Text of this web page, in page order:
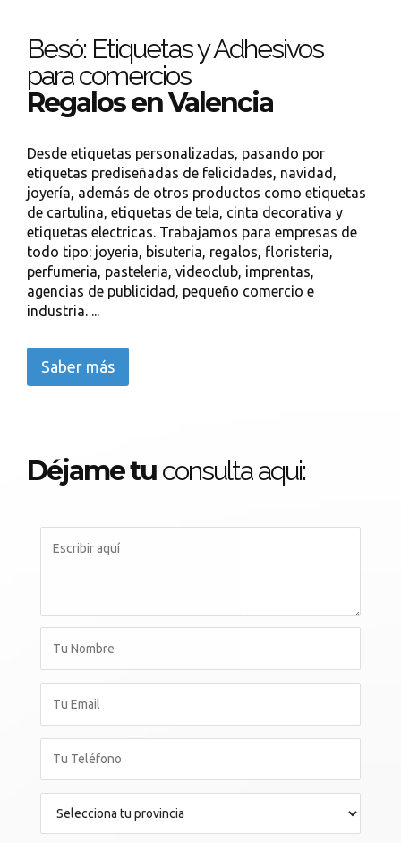
Besó: Etiquetas y Adhesivos
para comercios
Regalos en Valencia
Desde etiquetas personalizadas, pasando por
etiquetas prediseñadas de felicidades, navidad,
joyería, además de otros productos como etiquetas
de cartulina, etiquetas de tela, cinta decorativa y
etiquetas electricas. Trabajamos para empresas de
todo tipo: joyeria, bisuteria, regalos, floristeria,
perfumeria, pasteleria, videoclub, imprentas,
agencias de publicidad, pequeño comercio e
industria. ...
Saber más
Déjame tu consulta aqui: